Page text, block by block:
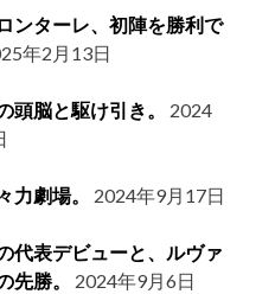
ンターレ、初陣を勝利で
年2月13日
頭脳と駆け引き。
2024
力劇場。 2024年9月17日
代表デビューと、ルヴァ
先勝。
2024年9月6日